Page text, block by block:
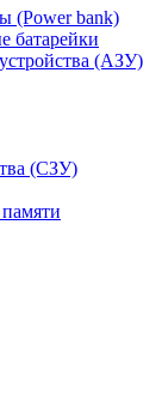
(Power bank)
батарейки
(АЗУ)
(СЗУ)